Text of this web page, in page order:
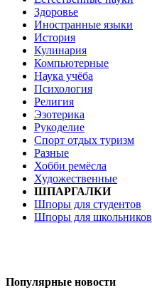
Здоровье
Иностранные языки
История
Кулинария
Компьютерные
Наука учёба
Психология
Религия
Эзотерика
Рукоделие
Спорт отдых туризм
Разные
Хобби ремёсла
Художественные
ШПАРГАЛКИ
Шпоры для студентов
Шпоры для школьников
Популярные новости